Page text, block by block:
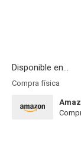
Disponible en...
Compra física